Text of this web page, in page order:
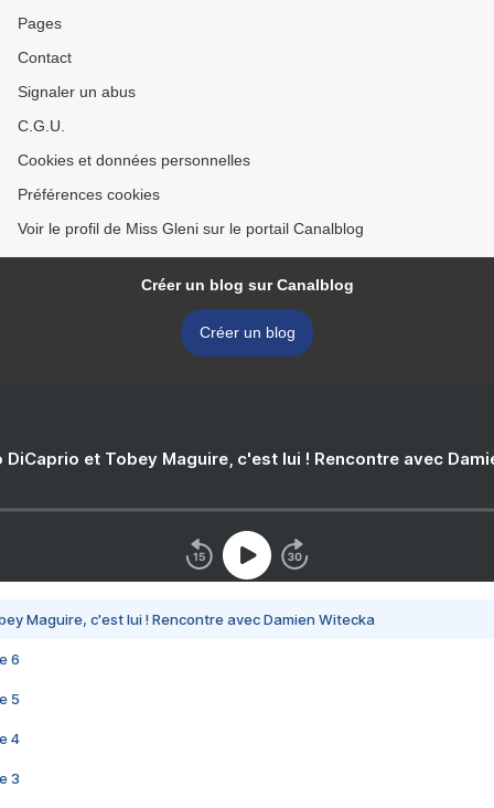
Pages
Contact
Signaler un abus
C.G.U.
Cookies et données personnelles
Préférences cookies
Voir le profil de Miss Gleni sur le portail Canalblog
Créer un blog sur Canalblog
Créer un blog
DiCaprio et Tobey Maguire, c'est lui ! Rencontre avec
Maguire, c'est lui ! Rencontre avec Damien Witecka
6
5
4
3